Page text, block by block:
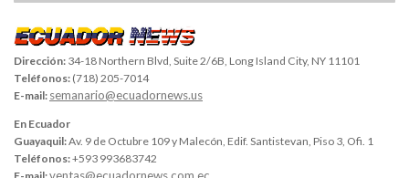
Dirección: 34-18 Northern Blvd, Suite 2/6B, Long Island City, NY 11101
Teléfonos: (718) 205-7014
E-mail: semanario@ecuadornews.us
En Ecuador
Guayaquil:Av. 9 de Octubre 109 y Malecón, Edif. Santistevan, Piso 3, Ofi. 1
Teléfonos:+593 993683742
ventas@ecuadornews.com.ec